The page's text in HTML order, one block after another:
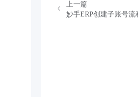
上一篇
妙手ERP创建子账号流